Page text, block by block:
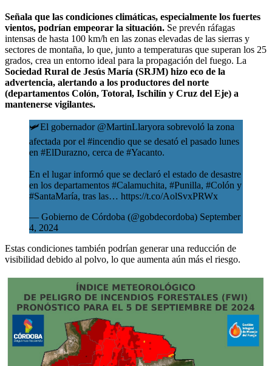
Señala que las condiciones climáticas, especialmente los fuertes
vientos, podrían empeorar la situación. Se prevén ráfagas
intensas de hasta 100 km/h en las zonas elevadas de las sierras y
sectores de montaña, lo que, junto a temperaturas que superan los 25
grados, crea un entorno ideal para la propagación del fuego. La
Sociedad Rural de Jesús María (SRJM) hizo eco de la
advertencia, alertando a los productores del norte
(departamentos Colón, Totoral, Ischilín y Cruz del Eje) a
mantenerse vigilantes.
🛩️El gobernador @MartinLlaryora sobrevoló la zona
afectada por el #incendio que se desató el pasado lunes
en #ElDurazno, cerca de #Yacanto.
En el lugar informó que se declaró el estado de desastre
en los departamentos #Calamuchita, #Punilla, #Colón y
#SantaMaría, tras las… https://t.co/AolSvxPRWx
— Gobierno de Córdoba (@gobdecordoba) September
4, 2024
Estas condiciones también podrían generar una reducción de
visibilidad debido al polvo, lo que aumenta aún más el riesgo.